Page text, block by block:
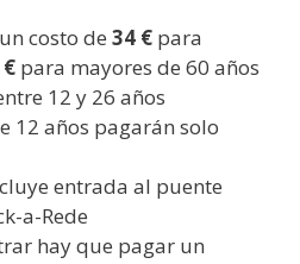
costo de 34 € para
para mayores de 60 años
12 y 26 años
12 años pagarán solo
entrada al puente
a-Rede
hay que pagar un